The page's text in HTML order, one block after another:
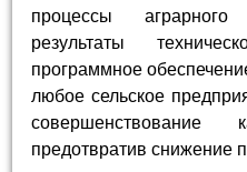
процессы аграрного
результаты
программное
любое сельское
предотвратив снижение